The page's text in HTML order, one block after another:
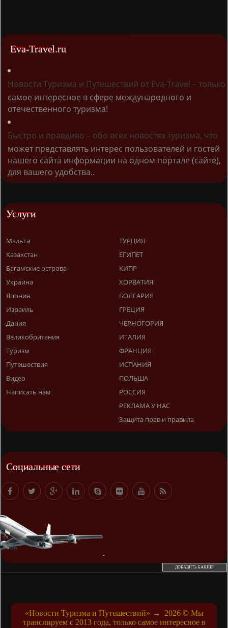
Eva-Travel.ru
Новости Туризма и Путешествий от Eva-Travel – только
самое интересное в сфере международного и
отечественного туризма!
Быстро и правдиво – обо всех новостях туризма, что
может представлять интерес пользователей и гостей
нашего сайта информации на одном портале (сайте),
для вашего удобства..
Услуги
Мальта
Казахстан
Багамские острова
Украина
Япония
Израиль
Дания
Великобритания
Туризм
Путешествия
Видео
Написать нам
ТУРЦИЯ
ЕГИПЕТ
КИПР
ХОРВАТИЯ
БОЛГАРИЯ
ГРЕЦИЯ
ЧЕРНОГОРИЯ
ИТАЛИЯ
ФРАНЦИЯ
ИСПАНИЯ
ПОЛЬША
РОССИЯ
РЕКЛАМА У НАС
Защита прав и правила
Социальные сети
ДОБАВИТЬ БАННЕР
«Новости Туризма и Путешествий» → 2026© Мы
транслируем с 2013 года, только самое интересное в